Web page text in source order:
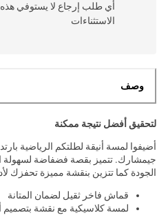
أي طلب إرجاع لا يستوفي
الاستثناءات
وصف
لتحقيق أفضل نتيجة ممكنة
أضيفوا لمسة أنيقة لطلتكم الرياضية
جيمشارك. تتميز بقصة فضفاضة لسهولة
الجودة كما تتزين بنقشة مميزة تحفزك
قماش فاخر ثقيل لضمان المتانة
لمسة كلاسيكية مع نقشة بتصميم